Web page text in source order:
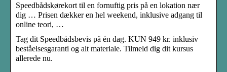
Speedbådskørekort til en fornuftig pris på en lokation nær
dig … Prisen dækker en hel weekend, inklusive adgang til
online teori, …
Tag dit Speedbådsbevis på én dag. KUN 949 kr. inklusiv
beståelsesgaranti og alt materiale. Tilmeld dig dit kursus
allerede nu.